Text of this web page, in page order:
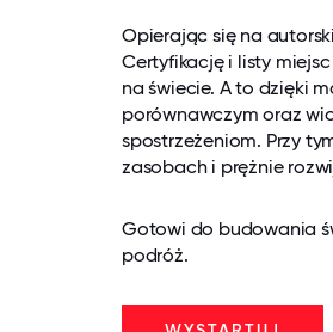
Opierając się na
Certyfikację i listy
na świecie. A to dzięki
porównawczym oraz
spostrzeżeniom. Przy
zasobach i prężnie
Gotowi do budowania
podróż.